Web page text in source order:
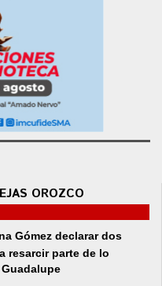
OROZCO
Gómez declarar dos
resarcir parte de lo